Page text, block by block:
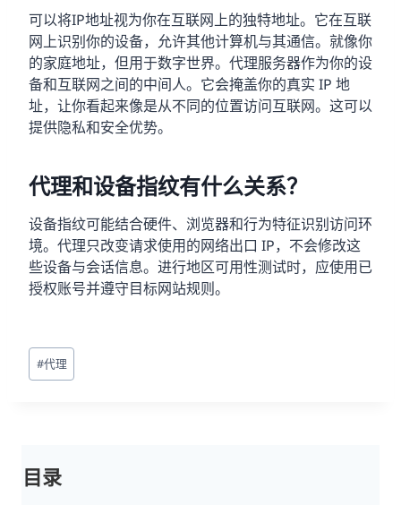
可以将IP地址视为你在互联网上的独特地址。它在互联
网上识别你的设备，允许其他计算机与其通信。就像你
的家庭地址，但用于数字世界。代理服务器作为你的设
备和互联网之间的中间人。它会掩盖你的真实 IP 地
址，让你看起来像是从不同的位置访问互联网。这可以
提供隐私和安全优势。
代理和设备指纹有什么关系？
设备指纹可能结合硬件、浏览器和行为特征识别访问环
境。代理只改变请求使用的网络出口 IP，不会修改这
些设备与会话信息。进行地区可用性测试时，应使用已
授权账号并遵守目标网站规则。
文
章
#代理
目录